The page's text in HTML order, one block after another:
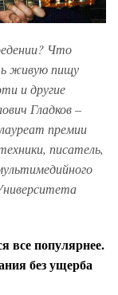
Что
живую пищу
и другие
Гладков –
премии
писатель,
все популярнее.
без ущерба